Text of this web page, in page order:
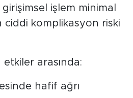
işlem minimal
ciddi komplikasyon riski
arasında:
hafif ağrı